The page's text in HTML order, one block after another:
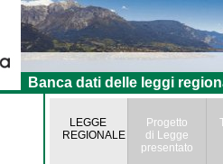
Banca dati delle leggi
LEGGE
REGIONALE
Progetto
di Legge
presentato